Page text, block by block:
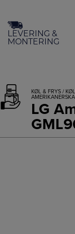
indholdet
LEVERING &
MONTERING
KØL & FRYS /
LG